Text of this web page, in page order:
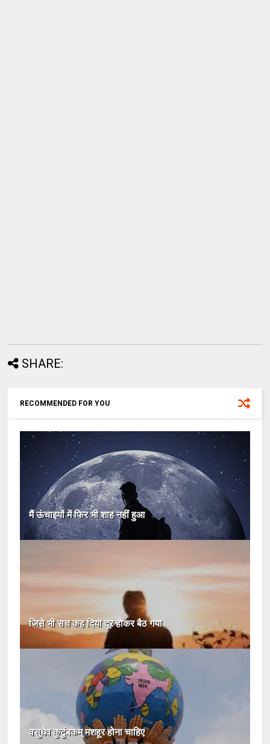
SHARE:
RECOMMENDED FOR YOU
मैं ऊंचाइयों में फिर भी शाह नहीं हुआ
जिसे भी सच कह दिया दूर होकर बैठ गया
वसुधैव कुटुंबकम् मशहूर होना चाहिए